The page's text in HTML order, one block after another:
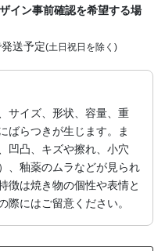
イン事前確認を希望する場
送予定(土日祝日を除く)
サイズ、形状、容量、重
ばらつきが生じます。ま
凹凸、キズや擦れ、小穴
、釉薬のムラなどが見られ
徴は焼き物の個性や表情と
際にはご留意ください。